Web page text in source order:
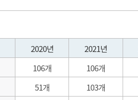
2020년 2021년
106개 106개
51개 103개